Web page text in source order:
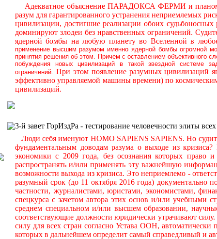
Адекватное объяснение ПАРАДОКСА ФЕРМИ и
разум для гарантированного устранения неприемлемых
цивилизации, достигшие реализации обоих
доминируют злодеи без нравственных ограничений.
ядерной бомбы на любую планету во Вселенной в
применение высшим разумом именно ядерной бомбы огромной
принятия решения об этом. Причем с оставлением объективного
побуждения новых цивилизаций в такой звездной системе
ограничений. При этом появление разумных цивилизаций
эффективно управляемой машины времени) по
цивилизаций.
3-й завет ГорИздРа - тестирование человечности элиты
Люди себя именуют HOMO SAPIENS SAPIENS. Но
фундаментальным доводам разума о выходе из
экономики с 2009 года, без осознания которых право
распространять и/или применять эту важнейшую
возможности выхода из кризиса. Это неприемлемо -
разумный срок (до 11 октября 2016 года)
частности, журналистами, юристами, экономистами,
спецкурса с зачетом автора этих основ и/или учебными
среднем специальном и/или высшем образовании,
соответствующие должности юридически утрачивают
силу для всех стран согласно Устава ООН,
которых в дальнейшем определит самый справедливый и